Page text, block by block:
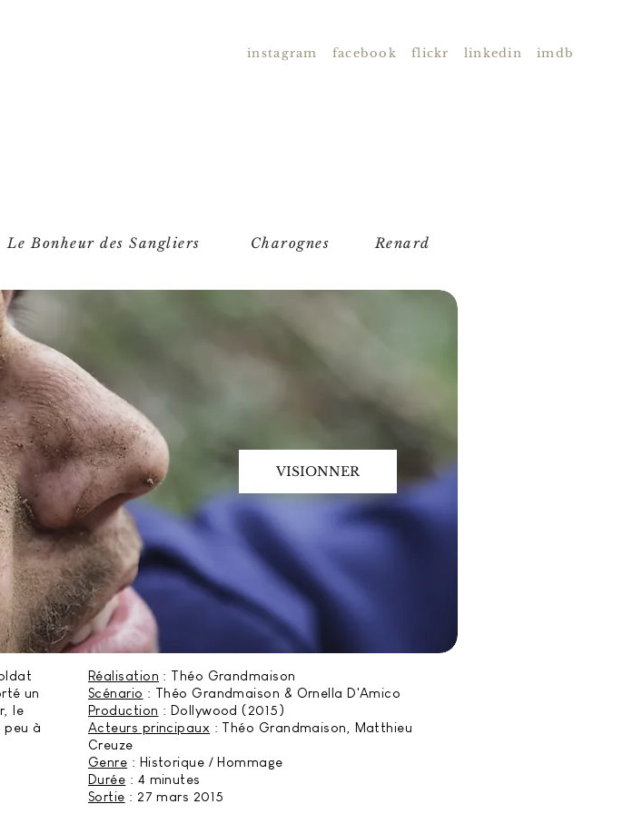
instagram facebook flickr linkedin imdb
Le Bonheur des Sangliers Charognes Renard
VISIONNER
un
le
peu à
Réalisation : Théo Grandmaison
Scénario : Théo Grandmaison & Ornella D'Amico
Production : Dollywood (2015)
Acteurs principaux : Théo Grandmaison, Matthieu
Creuze
Genre : Historique / Hommage
Durée : 4 minutes
Sortie : 27 mars 2015